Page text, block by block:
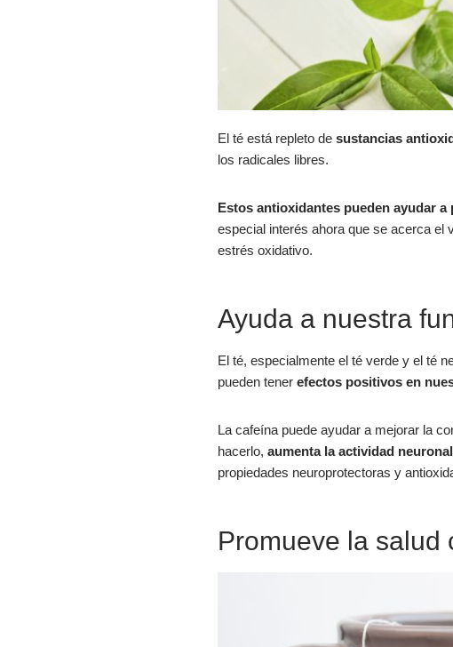
El té está repleto de sustancias
los radicales libres.
Estos antioxidantes pueden ayudar
especial interés ahora que se acerca el
estrés oxidativo.
Ayuda a nuestra
El té, especialmente el té verde y el té
pueden tener efectos positivos en
La cafeína puede ayudar a mejorar la
hacerlo, aumenta la actividad
propiedades neuroprotectoras y
Promueve la salud